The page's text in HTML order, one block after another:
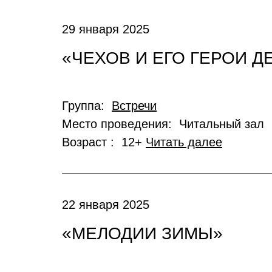
29 января 2025
«ЧЕХОВ И ЕГО ГЕРОИ
Группа: Встречи
Место проведения: Читальный зал
Возраст : 12+ Читать далее
22 января 2025
«МЕЛОДИИ ЗИМЫ»